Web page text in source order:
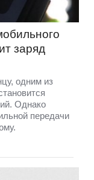
заряд
одним из
Однако
передачи